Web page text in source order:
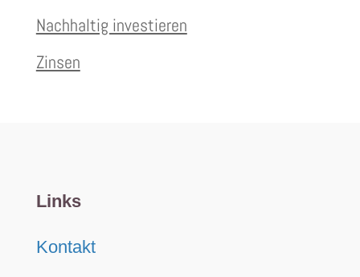
Nachhaltig investieren
Zinsen
Links
Kontakt